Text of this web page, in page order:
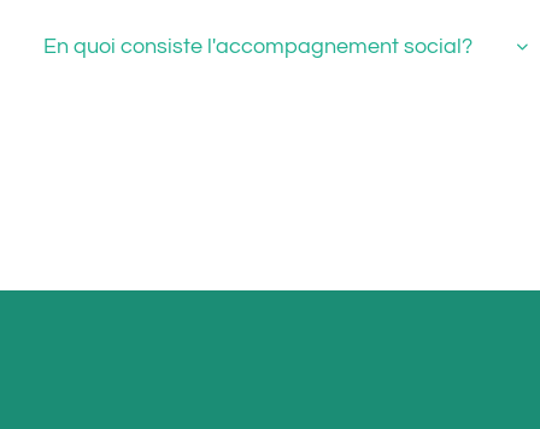
En quoi consiste l'accompagnement social? 